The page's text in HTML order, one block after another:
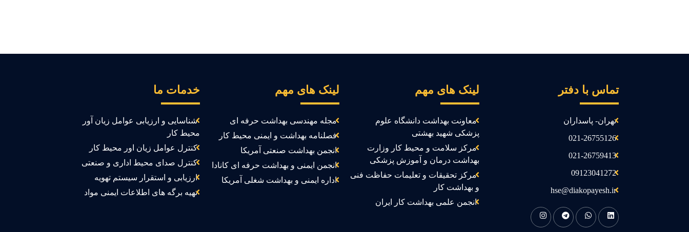
تماس با دفتر
تهران- پاسداران
021-26755126
021-26759413
09123041272
hse@diakopayesh.ir
لینک های مهم
معاونت بهداشت دانشگاه علوم
پزشکی شهید بهشتی
مرکز سلامت و محیط کار وزارت
بهداشت درمان و آموزش پزشکی
مرکز تحقیقات و تعلیمات حفاظت فنی
و بهداشت کار
انجمن علمی بهداشت کار ایران
لینک های مهم
مجله مهندسی بهداشت حرفه ای
فصلنامه بهداشت و ایمنی محیط کار
انجمن بهداشت صنعتی آمریکا
انجمن ایمنی و بهداشت حرفه ای کانادا
اداره ایمنی و بهداشت شغلی آمریکا
خدمات ما
شناسایی و ارزیابی عوامل زیان آور
محیط کار
کنترل عوامل زیان اور محیط کار
کنترل صدای محیط اداری و صنعتی
ارزیابی و استقرار سیستم تهویه
تهیه برگه های اطلاعات ایمنی مواد